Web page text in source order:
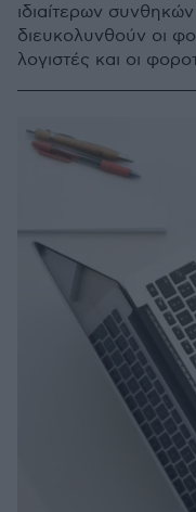
ιδιαίτερων
διευκολυνθούν οι
λογιστές και οι